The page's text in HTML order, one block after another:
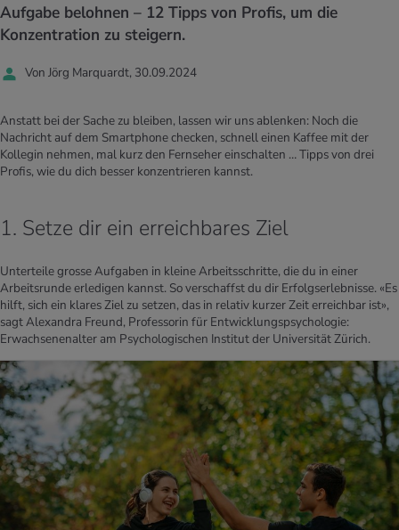
& Intoleranzen
THEMEN IM BEREICH ERNÄHRUNG
Personal Health Coaching
THEMEN IM BEREICH BEWEGUNG
Kalorienverbrauch berechnen
Personal Health Coaching
THEMEN IM BEREICH ENTSPANNUNG
Glücklich sein
Personal Health Coaching
Wissen
THEMEN IM BEREICH MEDIZIN
Personal Health Coaching
THEMEN IM BEREICH SERVICES
Angebote
Aufgabe belohnen – 12 Tipps von Profis, um die
Konzentration zu steigern.
Von Jörg Marquardt, 30.09.2024
Anstatt bei der Sache zu bleiben, lassen wir uns ablenken: Noch die
Nachricht auf dem Smartphone checken, schnell einen Kaffee mit der
Kollegin nehmen, mal kurz den Fernseher einschalten … Tipps von drei
Profis, wie du dich besser konzentrieren kannst.
1. Setze dir ein erreichbares Ziel
Unterteile grosse Aufgaben in kleine Arbeitsschritte, die du in einer
Arbeitsrunde erledigen kannst. So verschaffst du dir Erfolgserlebnisse. «Es
hilft, sich ein klares Ziel zu setzen, das in relativ kurzer Zeit erreichbar ist»,
sagt Alexandra Freund, Professorin für Entwicklungspsychologie:
Erwachsenenalter am Psychologischen Institut der Universität Zürich.